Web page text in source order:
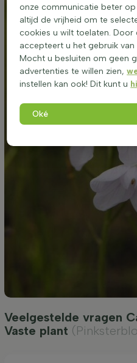
Veelgestelde vragen
Vaste plant
onze communicatie beter
altijd de vrijheid om te
cookies u wilt toelaten. Door
accepteert u het gebruik
Mocht u besluiten om geen
advertenties te willen zien,
instellen kan ook! Dit kunt u
Oké